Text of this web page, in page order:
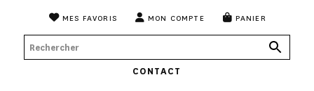
MES FAVORIS MON COMPTE PANIER
CONTACT